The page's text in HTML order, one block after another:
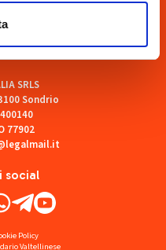
social
SRLS
Sondrio
77902
Policy
Valtellinese